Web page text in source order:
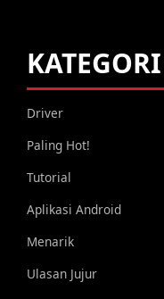
KATEGORI
Driver
Paling Hot!
Tutorial
Aplikasi Android
Menarik
Ulasan Jujur